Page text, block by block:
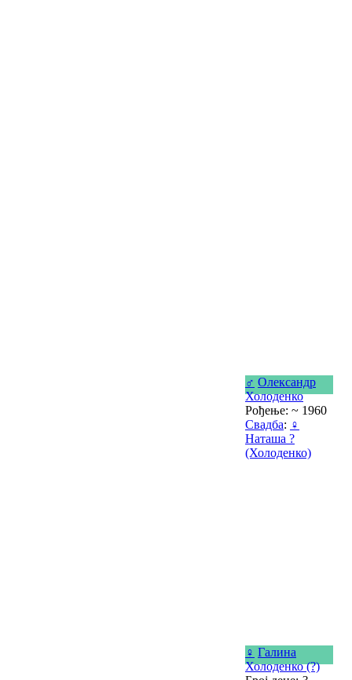
♂ Олександр
Холоденко
Рођење: ~ 1960
Свадба: ♀
Наташа ?
(Холоденко)
♀ Галина
Холоденко (?)